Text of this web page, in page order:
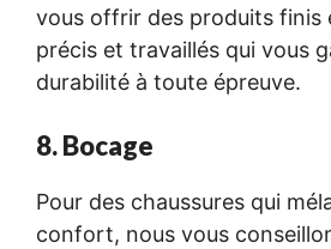
vous offrir des produits finis
précis et travaillés qui vous
durabilité à toute épreuve.
8. Bocage
Pour des chaussures qui
confort, nous vous